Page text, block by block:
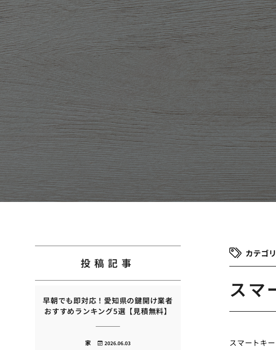
スマ
スマートキ
投稿記事
早朝でも即対応！愛知県の鍵開け業者
おすすめランキング5選【見積無料】
2026.06.03
家